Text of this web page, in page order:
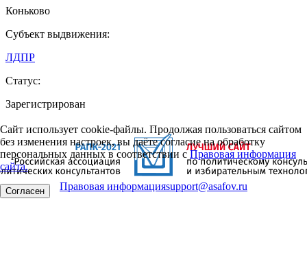
Коньково
Субъект выдвижения:
ЛДПР
Статус:
Зарегистрирован
Сайт использует cookie-файлы. Продолжая пользоваться сайтом
без изменения настроек, вы даёте согласие на обработку
персональных данных в соответствии сПравовая информация
сайта.
Согласен Правовая информацияsupport@asafov.ru